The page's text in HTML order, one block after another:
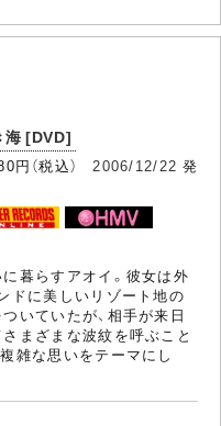
海 [DVD]
（税込） 2006/12/22 発
暮らすアオイ。彼女は外
ドに美しいリゾート地の
いていたが、相手が来日
まざまな波紋を呼ぶこと
雑な思いをテーマにし